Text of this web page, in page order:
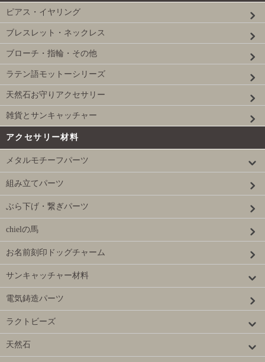
ピアス・イヤリング
ブレスレット・ネックレス
ブローチ・指輪・その他
ラテン語モットーシリーズ
天然石お守りアクセサリー
雑貨とサンキャッチャー
アクセサリー材料
メタルモチーフパーツ
組み立てパーツ
ぶら下げ・繋ぎパーツ
chielの馬
お名前刻印ドッグチャーム
サンキャッチャー材料
電気鋳造パーツ
ラクトビーズ
天然石